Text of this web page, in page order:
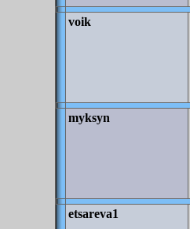
voik
myksyn
etsareva1